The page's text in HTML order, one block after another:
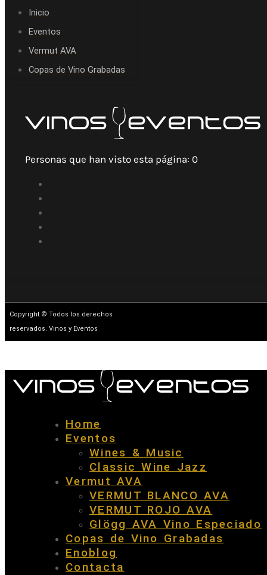
Inicio
Eventos
Vermut AVA
Copas de Vino Grabadas
Personas que han visto esta página: 0
Copyright © Todos los derechos
reservados. Vinos y Eventos
Home
Eventos
Wines & Music
Classic Wine Jazz
Vermut AVA
VERMUT BLANCO AVA
VERMUT ROJO AVA
Glögg AVA Vino Especiado
Copas de Vino Grabadas
Enoblog
Contacta